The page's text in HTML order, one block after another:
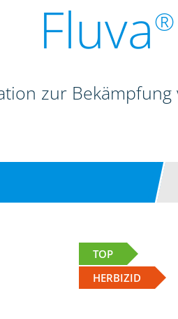
Fluva®
zur
TOP
HERBIZID